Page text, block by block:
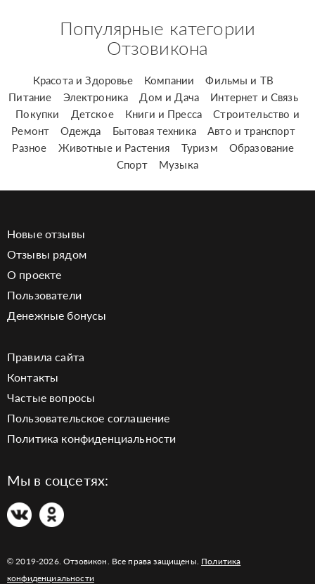
Популярные категории
Отзовикона
Красота и Здоровье Компании
Фильмы и ТВ
Питание
Электроника Дом и Дача
Интернет и Связь
Покупки
Детское Книги и Пресса
Строительство и
Ремонт
Одежда Бытовая техника
Авто и транспорт
Разное
Животные и Растения Туризм
Образование
Спорт
Музыка
Новые отзывы
Отзывы рядом
О проекте
Пользователи
Денежные бонусы
Правила сайта
Контакты
Частые вопросы
Пользовательское соглашение
Политика конфиденциальности
Мы в соцсетях:
© 2019-2026. Отзовикон. Все права защищены. Политика
конфиденциальности